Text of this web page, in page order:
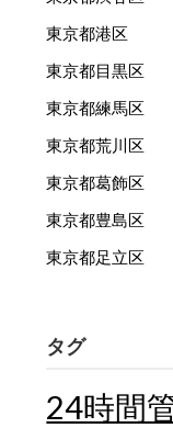
東京都港区
東京都目黒区
東京都練馬区
東京都荒川区
東京都葛飾区
東京都豊島区
東京都足立区
タグ
24時間